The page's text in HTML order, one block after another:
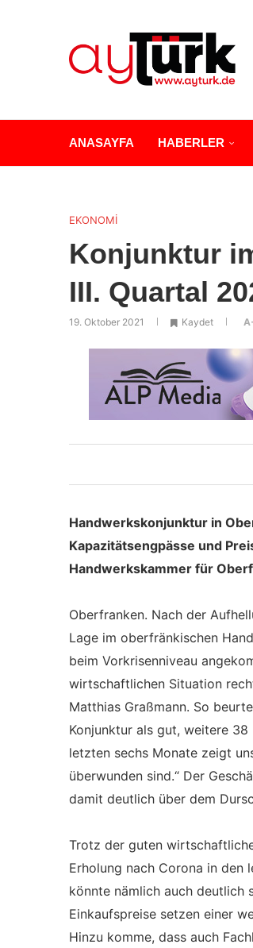
ANASAYFA HABERLER
EKONOMİ
Konjunktur
III. Quartal
19. Oktober 2021 Kaydet
Handwerkskonjunktur in
Kapazitätsengpässe und
Handwerkskammer für
Oberfranken. Nach der
Lage im oberfränkischen
beim Vorkrisenniveau
wirtschaftlichen Situation
Matthias Graßmann. So
Konjunktur als gut, weitere
letzten sechs Monate zeigt
überwunden sind.“ Der
damit deutlich über dem
Trotz der guten
Erholung nach Corona in den
könnte nämlich auch deutlich
Einkaufspreise setzen einer
Hinzu komme, dass auch